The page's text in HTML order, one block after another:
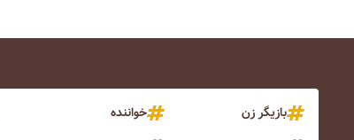
بازیگر زن
خواننده